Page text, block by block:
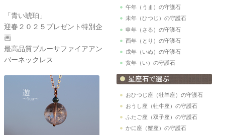
「青い琥珀」
迎春２０２５プレゼント特別企
画
最高品質ブルーサファイアアン
バーネックレス
午年（うま）の守護石
未年（ひつじ）の守護石
申年（さる）の守護石
酉年（とり）の守護石
戌年（いぬ）の守護石
亥年（い）の守護石
おひつじ座（牡羊座）の守護石
おうし座（牡牛座）の守護石
ふたご座（双子座）の守護石
かに座（蟹座）の守護石